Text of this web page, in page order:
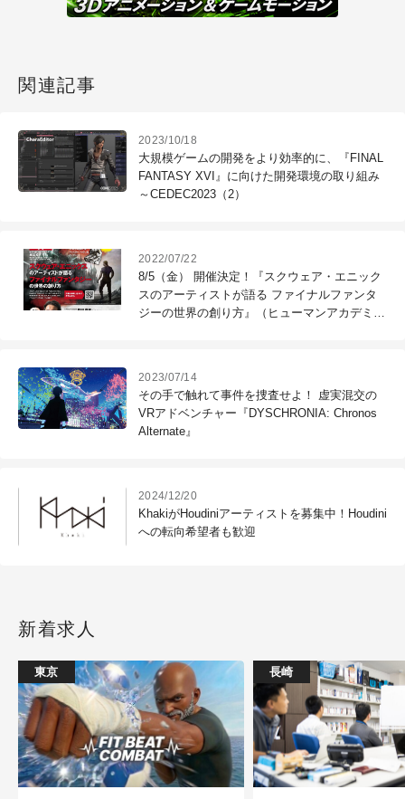
関連記事
2023/10/18
大規模ゲームの開発をより効率的に、『FINAL
FANTASY XVI』に向けた開発環境の取り組み
～CEDEC2023（2）
2022/07/22
8/5（金） 開催決定！『スクウェア・エニック
スのアーティストが語る ファイナルファンタ
ジーの世界の創り方』（ヒューマンアカデミ
2023/07/14
その手で触れて事件を捜査せよ！ 虚実混交の
VRアドベンチャー『DYSCHRONIA: Chronos
Alternate』
2024/12/20
KhakiがHoudiniアーティストを募集中！Houdini
への転向希望者も歓迎
新着求人
東京 長崎